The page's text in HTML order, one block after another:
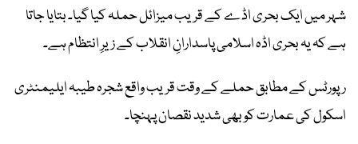
شہر میں ایک بحری اڈے کے قریب میزائل حملہ کیا گیا۔ بتایا جاتا
ہے کہ یہ بحری اڈہ اسلامی پاسدارانِ انقلاب کے زیرِ انتظام ہے۔
رپورٹس کے مطابق حملے کے وقت قریب واقع شجرہ طیبہ ایلیمنٹری
اسکول کی عمارت کو بھی شدید نقصان پہنچا۔